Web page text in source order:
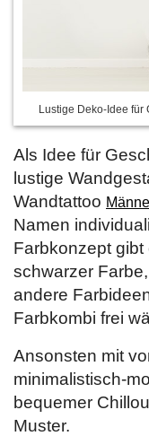
Lustige Deko-Idee für
Als Idee für
lustige
Wandtattoo
Namen
Farbkonzept
schwarzer
andere
Farbkombi frei
Ansonsten mit
minimalistisch-
bequemer
Muster.